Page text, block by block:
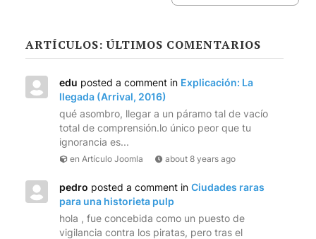
ARTÍCULOS: ÚLTIMOS COMENTARIOS
edu posted a comment in Explicación: La
llegada (Arrival, 2016)
qué asombro, llegar a un páramo tal de vacío
total de comprensión.lo único peor que tu
ignorancia es...
en Artículo Joomla about 8 years ago
pedro posted a comment in Ciudades raras
para una historieta pulp
hola , fue concebida como un puesto de
vigilancia contra los piratas, pero tras el